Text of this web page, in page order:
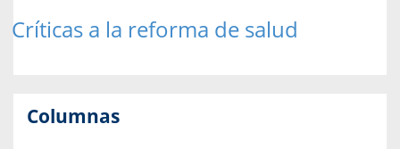
Críticas a la reforma de salud
Columnas